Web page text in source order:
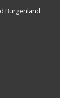
Burgenland